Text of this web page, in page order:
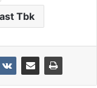
Tbk